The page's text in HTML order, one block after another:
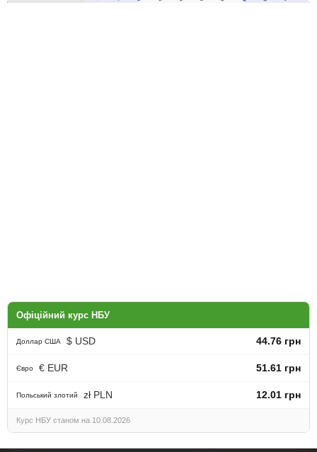
Офіційний курс НБУ
Доллар США $ USD 44.76 грн
Євро € EUR 51.61 грн
Польський злотий zł PLN 12.01 грн
Курс НБУ станом на 10.08.2026